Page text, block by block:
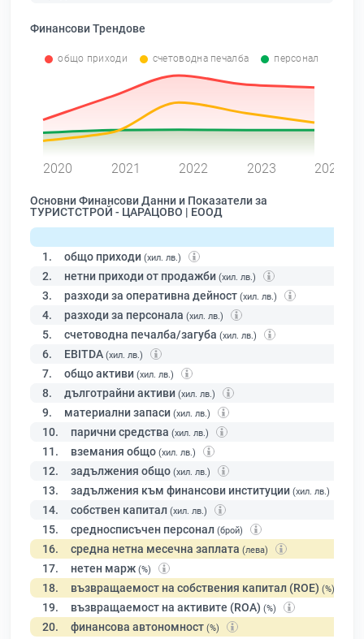
Финансови Трендове
общо приходи счетоводна печалба персонал
2020 2021 2022 2023 2024
Основни Финансови Данни и Показатели за
ТУРИСТСТРОЙ - ЦАРАЦОВО | ЕООД
1. общо приходи (хил. лв.)
2. нетни приходи от продажби (хил. лв.)
3. разходи за оперативна дейност (хил. лв.)
4. разходи за персонала (хил. лв.)
5. счетоводна печалба/загуба (хил. лв.)
6. EBITDA (хил. лв.)
7. общо активи (хил. лв.)
8. дълготрайни активи (хил. лв.)
9. материални запаси (хил. лв.)
10. парични средства (хил. лв.)
11. вземания общо (хил. лв.)
12. задължения общо (хил. лв.)
13. задължения към финансови институции (хил. лв.)
14. собствен капитал (хил. лв.)
15. средносписъчен персонал (брой)
16. средна нетна месечна заплата (лева)
17. нетен марж (%)
18. възвращаемост на собствения капитал (ROE) (%)
19. възвращаемост на активите (ROA) (%)
20. финансова автономност (%)